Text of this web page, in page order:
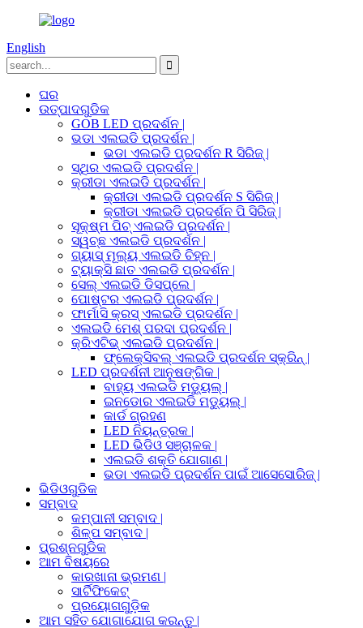
English
ଘର
ଉତ୍ପାଦଗୁଡିକ
GOB LED ପ୍ରଦର୍ଶନ |
ଭଡା ଏଲଇଡି ପ୍ରଦର୍ଶନ |
ଭଡା ଏଲଇଡି ପ୍ରଦର୍ଶନ R ସିରିଜ୍ |
ସ୍ଥିର ଏଲଇଡି ପ୍ରଦର୍ଶନ |
କ୍ରୀଡା ଏଲଇଡି ପ୍ରଦର୍ଶନ |
କ୍ରୀଡା ଏଲଇଡି ପ୍ରଦର୍ଶନ S ସିରିଜ୍ |
କ୍ରୀଡା ଏଲଇଡି ପ୍ରଦର୍ଶନ ପି ସିରିଜ୍ |
ସୂକ୍ଷ୍ମ ପିଚ୍ ଏଲଇଡି ପ୍ରଦର୍ଶନ |
ସ୍ୱଚ୍ଛ ଏଲଇଡି ପ୍ରଦର୍ଶନ |
ଗ୍ୟାସ୍ ମୂଲ୍ୟ ଏଲଇଡି ଚିହ୍ନ |
ଟ୍ୟାକ୍ସି ଛାତ ଏଲଇଡି ପ୍ରଦର୍ଶନ |
ସେଲ୍ ଏଲଇଡି ଡିସପ୍ଲେ |
ପୋଷ୍ଟର ଏଲଇଡି ପ୍ରଦର୍ଶନ |
ଫାର୍ମାସି କ୍ରସ୍ ଏଲଇଡି ପ୍ରଦର୍ଶନ |
ଏଲଇଡି ମେଶ୍ ପରଦା ପ୍ରଦର୍ଶନ |
କ୍ରିଏଟିଭ୍ ଏଲଇଡି ପ୍ରଦର୍ଶନ |
ଫ୍ଲେକ୍ସିବଲ୍ ଏଲଇଡି ପ୍ରଦର୍ଶନ ସ୍କ୍ରିନ୍ |
LED ପ୍ରଦର୍ଶନୀ ଆନୁଷଙ୍ଗିକ |
ବାହ୍ୟ ଏଲଇଡି ମଡ୍ୟୁଲ୍ |
ଇନଡୋର ଏଲଇଡି ମଡ୍ୟୁଲ୍ |
କାର୍ଡ ଗ୍ରହଣ
LED ନିୟନ୍ତ୍ରକ |
LED ଭିଡିଓ ସଞ୍ଚାଳକ |
ଏଲଇଡି ଶକ୍ତି ଯୋଗାଣ |
ଭଡା ଏଲଇଡି ପ୍ରଦର୍ଶନ ପାଇଁ ଆସେସୋରିଜ୍ |
ଭିଡିଓଗୁଡିକ
ସମ୍ବାଦ
କମ୍ପାନୀ ସମ୍ବାଦ |
ଶିଳ୍ପ ସମ୍ବାଦ |
ପ୍ରଶ୍ନଗୁଡିକ
ଆମ ବିଷୟରେ
କାରଖାନା ଭ୍ରମଣ |
ସାର୍ଟିଫିକେଟ୍
ପ୍ରୟୋଗଗୁଡ଼ିକ
ଆମ ସହିତ ଯୋଗାଯୋଗ କରନ୍ତୁ |